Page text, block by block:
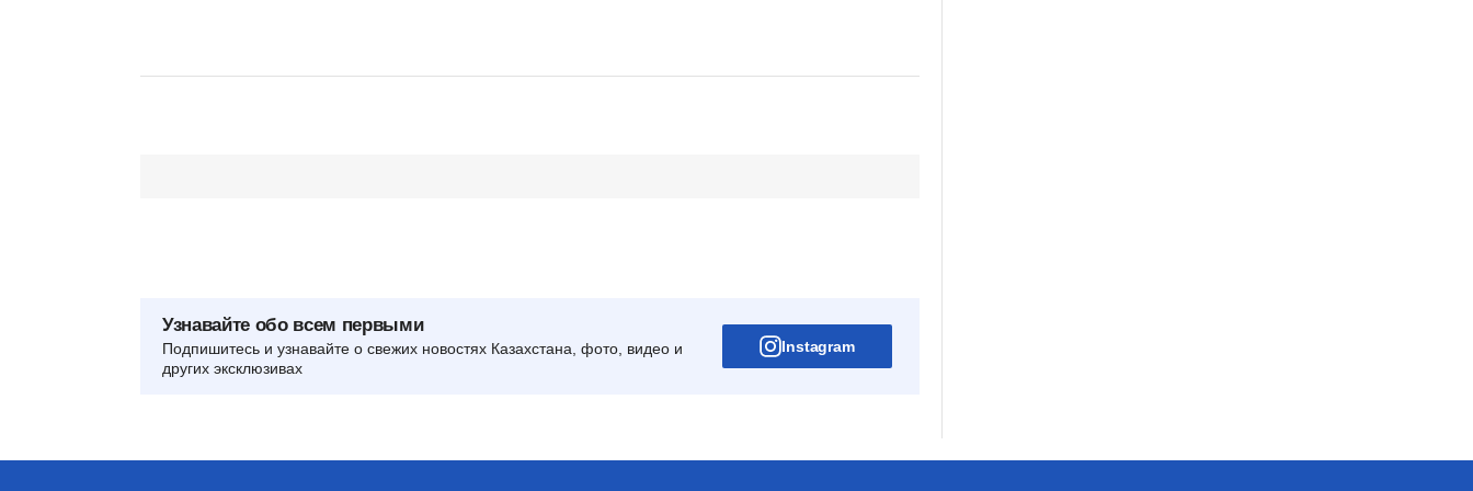
Узнавайте обо всем первыми
Подпишитесь и узнавайте о свежих новостях Казахстана, фото, видео и
других эксклюзивах
Instagram